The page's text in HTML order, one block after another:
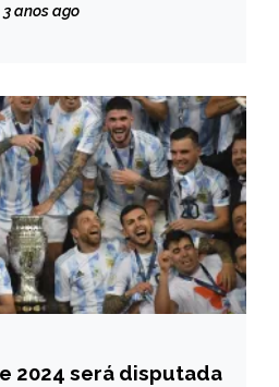
3 anos ago
2024 será disputada